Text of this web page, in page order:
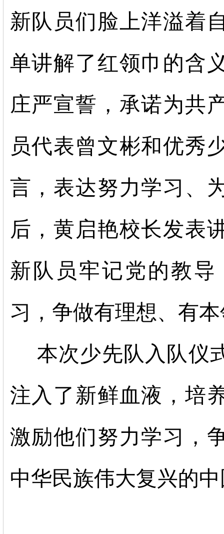
新队员们脸上洋溢着
单讲解了红领巾的含
庄严宣誓，承诺为共
员代表曾文彬和优秀
言，表达努力学习、
后，黄启艳校长发表
新队员牢记党的教
习，争做有理想、有
本次少先队入队仪
注入了新鲜血液，培
激励他们努力学习，
中华民族伟大复兴的